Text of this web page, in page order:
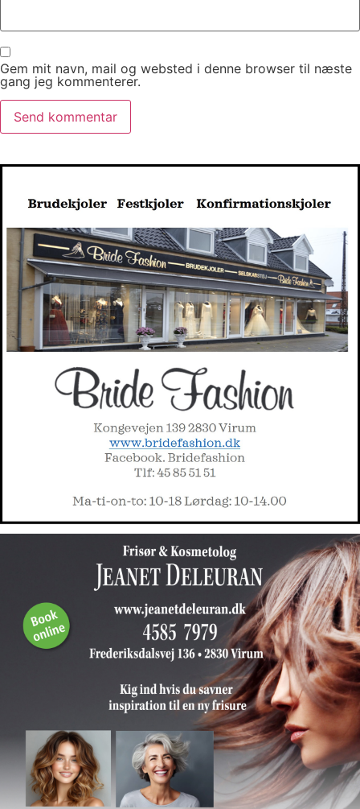
Gem mit navn, mail og websted i denne browser til næste
gang jeg kommenterer.